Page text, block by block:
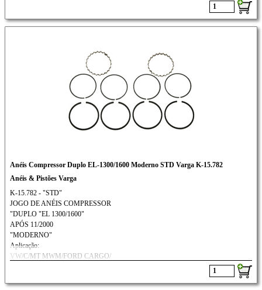
Anéis Compressor Duplo EL-1300/1600 Moderno STD Varga K-15.782
Anéis & Pistões Varga
K-15.782 - "STD"
JOGO DE ANÉIS COMPRESSOR
"DUPLO "EL 1300/1600"
APÓS 11/2000
"MODERNO"
Aplicação:
VW/C/MT MWM/FORD CARGO/